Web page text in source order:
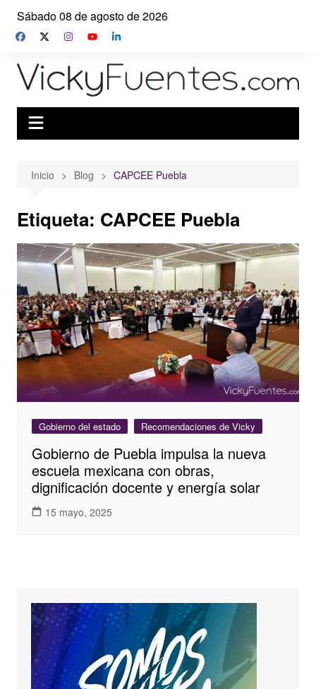
Saltar
contenido
Sábado 08 de agosto de 2026
Inicio Blog CAPCEE Puebla
Etiqueta: CAPCEE Puebla
Gobierno del estado Recomendaciones de Vicky
Gobierno de Puebla impulsa la nueva
escuela mexicana con obras,
dignificación docente y energía solar
15 mayo, 2025